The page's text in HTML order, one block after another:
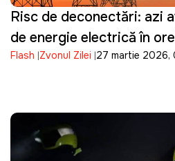
Risc de deconectări: azi
de energie electrică în
Flash Zvonul Zilei 27 martie 2026,